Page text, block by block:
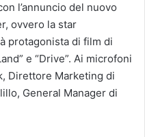
l’annuncio del nuovo
ovvero la star
protagonista di film di
e “Drive”. Ai microfoni
Direttore Marketing di
General Manager di